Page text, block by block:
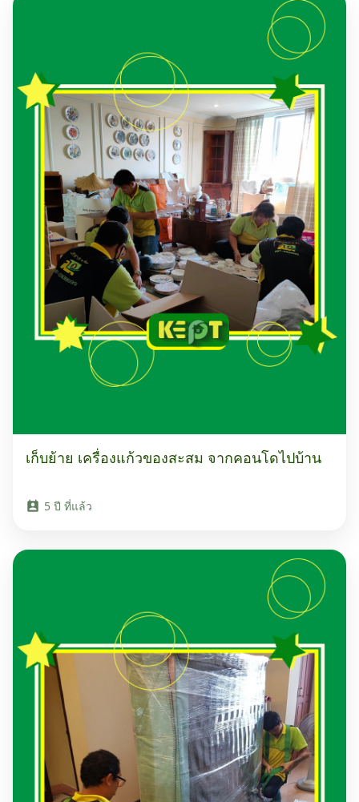
เก็บย้าย เครื่องแก้วของสะสม จากคอนโดไปบ้าน
perm_contact_calendar 5 ปี ที่แล้ว